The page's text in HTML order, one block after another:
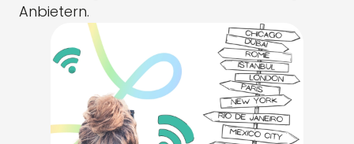
Anbietern.